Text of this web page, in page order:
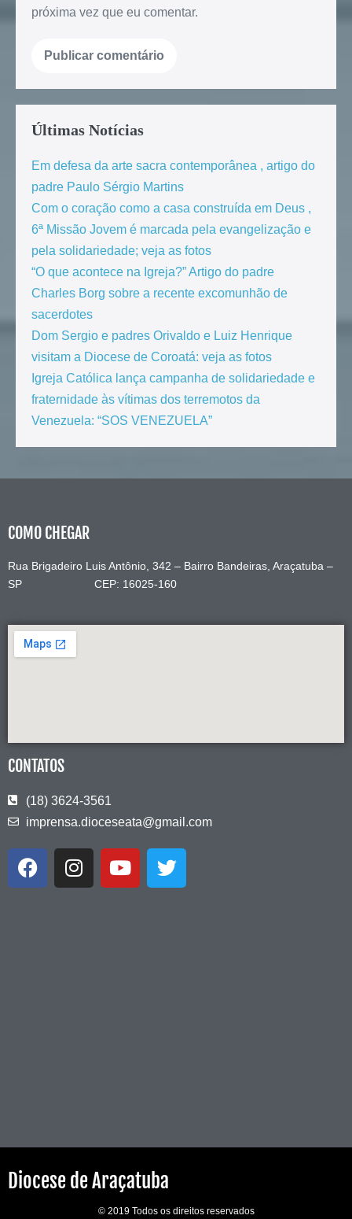
próxima vez que eu comentar.
Últimas Notícias
Em defesa da arte sacra contemporânea , artigo do
padre Paulo Sérgio Martins
Com o coração como a casa construída em Deus ,
6ª Missão Jovem é marcada pela evangelização e
pela solidariedade; veja as fotos
“O que acontece na Igreja?” Artigo do padre
Charles Borg sobre a recente excomunhão de
sacerdotes
Dom Sergio e padres Orivaldo e Luiz Henrique
visitam a Diocese de Coroatá: veja as fotos
Igreja Católica lança campanha de solidariedade e
fraternidade às vítimas dos terremotos da
Venezuela: “SOS VENEZUELA”
COMO CHEGAR
Rua Brigadeiro Luis Antônio, 342 – Bairro Bandeiras, Araçatuba –
SP CEP: 16025-160
CONTATOS
(18) 3624-3561
imprensa.dioceseata@gmail.com
Diocese de Araçatuba
© 2019 Todos os direitos reservados